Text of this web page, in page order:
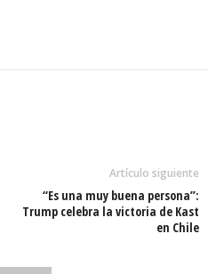
Artículo siguiente
“Es una muy buena persona”:
Trump celebra la victoria de Kast
en Chile